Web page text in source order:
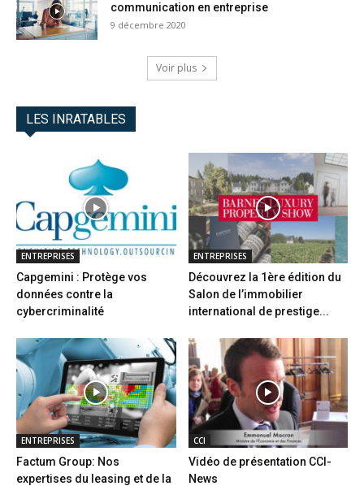
communication en entreprise
9 décembre 2020
Voir plus
LES INRATABLES
ENTREPRISES
Capgemini : Protège vos
données contre la
cybercriminalité
ENTREPRISES
Découvrez la 1ère édition du
Salon de l’immobilier
international de prestige...
ENTREPRISES
Factum Group: Nos
expertises du leasing et de la
CCI
Vidéo de présentation CCI-
News